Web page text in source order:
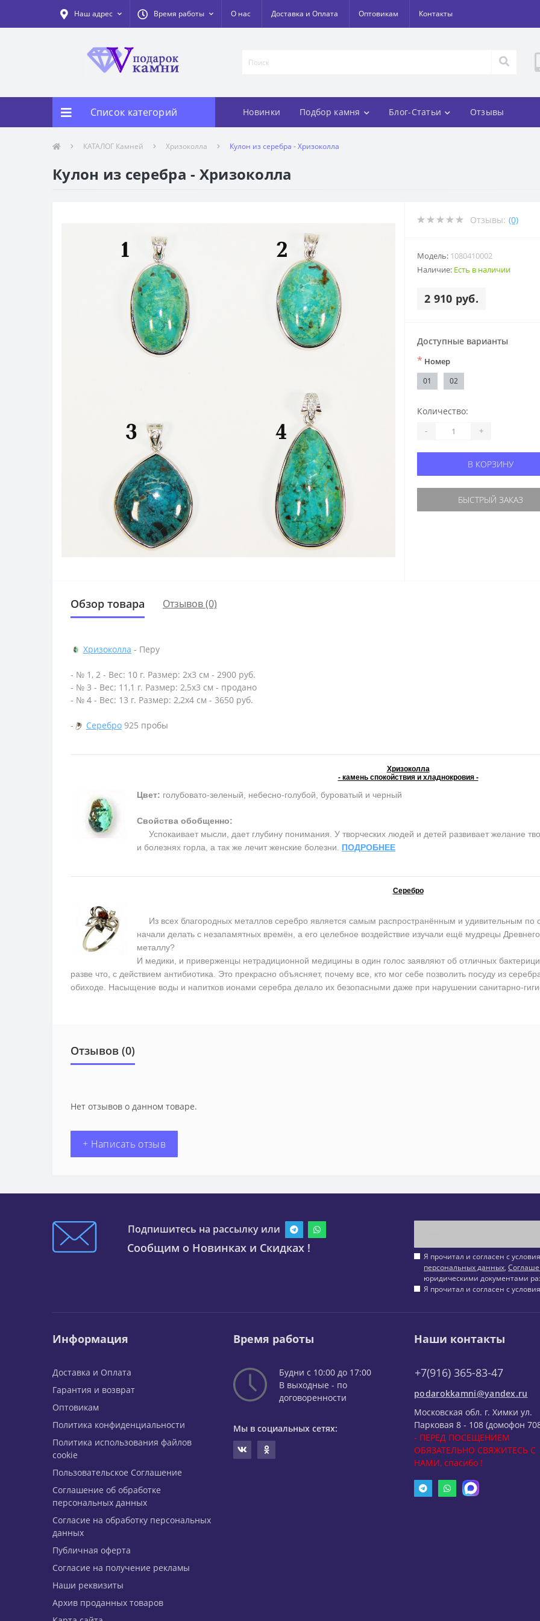
Наш адрес Время работы О нас Доставка и Оплата Оптовикам Контакты
Список категорий Новинки Подбор камня Блог-Статьи Отзывы
КАТАЛОГ Камней Хризоколла Кулон из серебра - Хризоколла
Кулон из серебра - Хризоколла
Отзывы: (0)
Модель: 1080410002
Наличие: Есть в наличии
2 910 руб.
Доступные варианты
* Номер
01 02
Количество:
- +
В КОРЗИНУ
БЫСТРЫЙ ЗАКАЗ
Обзор товара Отзывов (0)
Хризоколла - Перу
- № 1, 2 - Вес: 10 г. Размер: 2х3 см - 2900 руб.
- № 3 - Вес: 11,1 г. Размер: 2,5х3 см - продано
- № 4 - Вес: 13 г. Размер: 2,2х4 см - 3650 руб.
- Серебро 925 пробы
Хризоколла
- камень спокойствия и хладнокровия -
Цвет: голубовато-зеленый, небесно-голубой, буроватый и черный
Свойства обобщенно:
Успокаивает мысли, дает глубину понимания. У творческих людей и детей развивает желание
и болезнях горла, а так же лечит женские болезни. ПОДРОБНЕЕ
Серебро
Из всех благородных металлов серебро является самым распространённым и удивительным по
начали делать с незапамятных времён, а его целебное воздействие изучали ещё мудрецы
металлу?
И медики, и приверженцы нетрадиционной медицины в один голос заявляют об отличных
разве что, с действием антибиотика. Это прекрасно объясняет, почему все, кто мог себе позволить посуду из
обиходе. Насыщение воды и напитков ионами серебра делало их безопасными даже при нарушении санитарно-
Отзывов (0)
Нет отзывов о данном товаре.
+ Написать отзыв
Подпишитесь на рассылку или
Сообщим о Новинках и Скидках !
Я прочитал и согласен с
персональных данных,
юридическими документами
Я прочитал и согласен с
Информация
Доставка и Оплата
Гарантия и возврат
Оптовикам
Политика конфиденциальности
Политика использования файлов
cookie
Пользовательское Соглашение
Соглашение об обработке
персональных данных
Согласие на обработку персональных
данных
Публичная оферта
Согласие на получение рекламы
Наши реквизиты
Архив проданных товаров
Время работы
Будни с 10:00 до 17:00
В выходные - по
договоренности
Мы в социальных сетях:
Наши контакты
+7(916) 365-83-47
podarokkamni@yandex.ru
Московская обл. г. Химки ул.
Парковая 8 - 108 (домофон
- ПЕРЕД ПОСЕЩЕНИЕМ
ОБЯЗАТЕЛЬНО СВЯЖИТЕСЬ С
НАМИ, спасибо !